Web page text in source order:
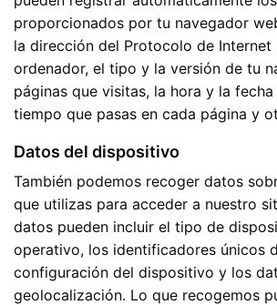
proporcionados por tu navegador
la dirección del Protocolo de Internet
ordenador, el tipo y la versión de tu
páginas que visitas, la hora y la
tiempo que pasas en cada página y
Datos del dispositivo
También podemos recoger datos
que utilizas para acceder a nuestro
datos pueden incluir el tipo de
operativo, los identificadores únicos
configuración del dispositivo y los
geolocalización. Lo que recogemos